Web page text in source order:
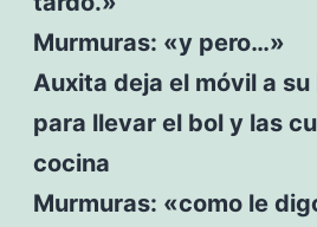
Murmuras: «y pero…»
Auxita deja el móvil a
para llevar el bol y las
cocina
Murmuras: «como le